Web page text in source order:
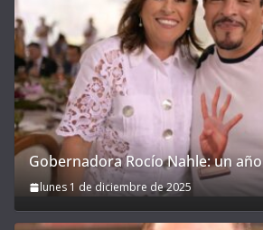
Gobernadora Rocío Nahle: un año
lunes 1 de diciembre de 2025